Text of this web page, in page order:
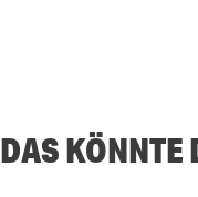
DAS KÖNNTE